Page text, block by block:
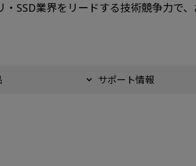
SSD業界をリードする技術競争力で
サポート情報